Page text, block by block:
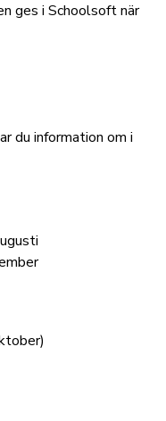
ges i Schoolsoft när
du information om i